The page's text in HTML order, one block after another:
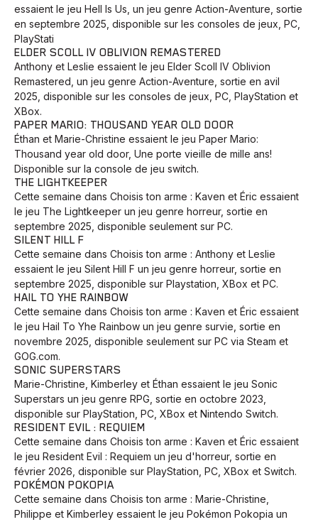
Animaux Avenir Bingo Communauté Culture
Développement Histoires Pêche Santé Sport
Voyage Yoga
essaient le jeu Hell Is Us, un jeu genre Action-Aventure, sortie
en septembre 2025, disponible sur les consoles de jeux, PC,
PlayStati
ELDER SCOLL IV OBLIVION REMASTERED
Anthony et Leslie essaient le jeu Elder Scoll IV Oblivion
Remastered, un jeu genre Action-Aventure, sortie en avil
2025, disponible sur les consoles de jeux, PC, PlayStation et
XBox.
PAPER MARIO: THOUSAND YEAR OLD DOOR
Éthan et Marie-Christine essaient le jeu Paper Mario:
Thousand year old door, Une porte vieille de mille ans!
Disponible sur la console de jeu switch.
THE LIGHTKEEPER
Cette semaine dans Choisis ton arme : Kaven et Éric essaient
le jeu The Lightkeeper un jeu genre horreur, sortie en
septembre 2025, disponible seulement sur PC.
SILENT HILL F
Cette semaine dans Choisis ton arme : Anthony et Leslie
essaient le jeu Silent Hill F un jeu genre horreur, sortie en
septembre 2025, disponible sur Playstation, XBox et PC.
HAIL TO YHE RAINBOW
Cette semaine dans Choisis ton arme : Kaven et Éric essaient
le jeu Hail To Yhe Rainbow un jeu genre survie, sortie en
novembre 2025, disponible seulement sur PC via Steam et
GOG.com.
SONIC SUPERSTARS
Marie-Christine, Kimberley et Éthan essaient le jeu Sonic
Superstars un jeu genre RPG, sortie en octobre 2023,
disponible sur PlayStation, PC, XBox et Nintendo Switch.
RESIDENT EVIL : REQUIEM
Cette semaine dans Choisis ton arme : Kaven et Éric essaient
le jeu Resident Evil : Requiem un jeu d'horreur, sortie en
février 2026, disponible sur PlayStation, PC, XBox et Switch.
POKÉMON POKOPIA
Cette semaine dans Choisis ton arme : Marie-Christine,
Philippe et Kimberley essaient le jeu Pokémon Pokopia un